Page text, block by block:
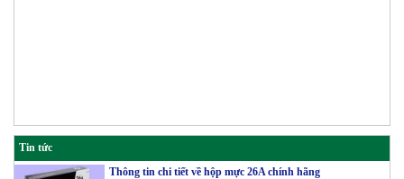
Tin tức
Thông tin chi tiết về hộp mực 26A chính hãng